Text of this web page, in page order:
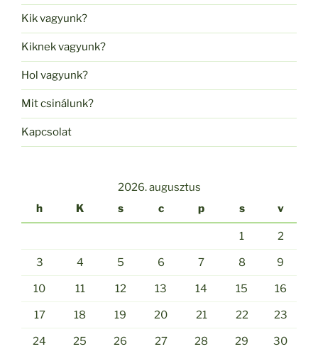
Kik vagyunk?
Kiknek vagyunk?
Hol vagyunk?
Mit csinálunk?
Kapcsolat
2026. augusztus
h
K s c p s v
1 2
3 4 5 6 7 8 9
10 11 12 13 14 15 16
17 18 19 20 21 22 23
24 25 26 27 28 29 30